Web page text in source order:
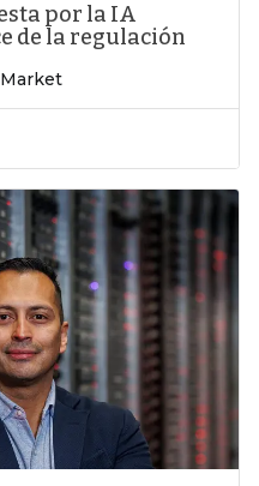
por la IA
de la regulación